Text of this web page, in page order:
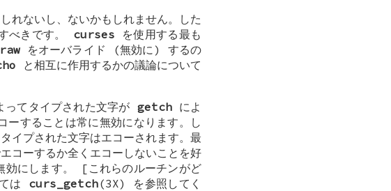
れないし、ないかもしれません。した
べきです。 curses を使用する最も
rawをオーバライド (無効に) するの
と相互に作用するかの議論について
ってタイプされた文字が getchによ
することは常に無効になります。し
プされた文字はエコーされます。最
コーするか全くエコーしないことを好
効にします。 [これらのルーチンがど
は curs_getch(3X) を参照してく